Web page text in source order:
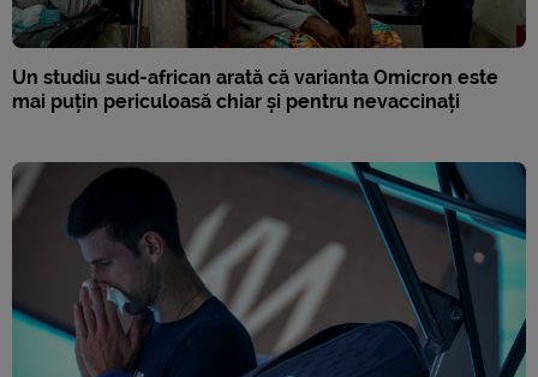
Un studiu sud-african arată că varianta Omicron este
mai puțin periculoasă chiar și pentru nevaccinați